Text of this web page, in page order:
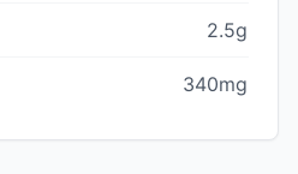
2.5g
340mg